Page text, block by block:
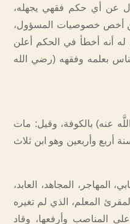
عن أي حكم فقهي يجهله،
أخص خصوصيات المسؤول،
أنه أخطأ في الحكم أعلن
بعلمه وفقهه (رضي الله
عنه) بالكوفة، وقيل: مات
أربع وأربعين وهو ابن ثلاث
المهاجر، المجاهد، العابد،
المعلم، الذي لم تغيره
المناصب وأرفعها، وقاد